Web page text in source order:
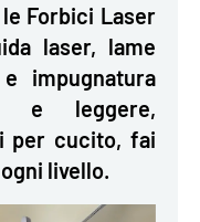
Forbici Laser
laser, lame
impugnatura
e leggere,
per cucito, fai
livello.